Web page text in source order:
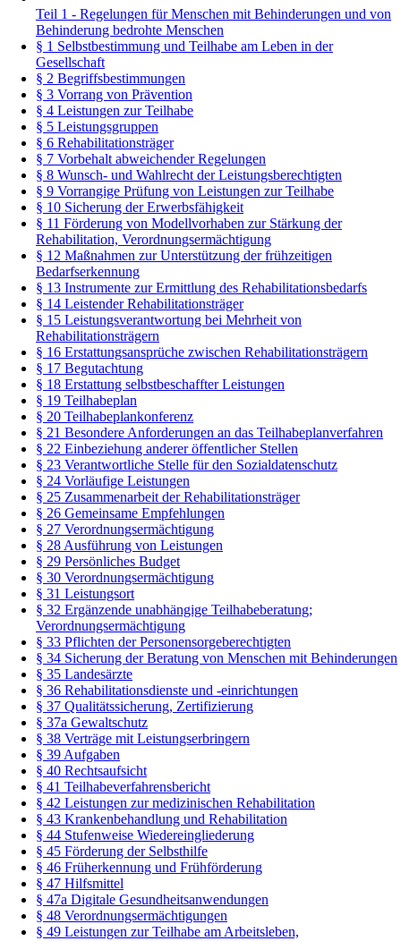
Teil 1 - Regelungen für Menschen mit Behinderungen und von
Behinderung bedrohte Menschen
§ 1 Selbstbestimmung und Teilhabe am Leben in der
Gesellschaft
§ 2 Begriffsbestimmungen
§ 3 Vorrang von Prävention
§ 4 Leistungen zur Teilhabe
§ 5 Leistungsgruppen
§ 6 Rehabilitationsträger
§ 7 Vorbehalt abweichender Regelungen
§ 8 Wunsch- und Wahlrecht der Leistungsberechtigten
§ 9 Vorrangige Prüfung von Leistungen zur Teilhabe
§ 10 Sicherung der Erwerbsfähigkeit
§ 11 Förderung von Modellvorhaben zur Stärkung der
Rehabilitation, Verordnungsermächtigung
§ 12 Maßnahmen zur Unterstützung der frühzeitigen
Bedarfserkennung
§ 13 Instrumente zur Ermittlung des Rehabilitationsbedarfs
§ 14 Leistender Rehabilitationsträger
§ 15 Leistungsverantwortung bei Mehrheit von
Rehabilitationsträgern
§ 16 Erstattungsansprüche zwischen Rehabilitationsträgern
§ 17 Begutachtung
§ 18 Erstattung selbstbeschaffter Leistungen
§ 19 Teilhabeplan
§ 20 Teilhabeplankonferenz
§ 21 Besondere Anforderungen an das Teilhabeplanverfahren
§ 22 Einbeziehung anderer öffentlicher Stellen
§ 23 Verantwortliche Stelle für den Sozialdatenschutz
§ 24 Vorläufige Leistungen
§ 25 Zusammenarbeit der Rehabilitationsträger
§ 26 Gemeinsame Empfehlungen
§ 27 Verordnungsermächtigung
§ 28 Ausführung von Leistungen
§ 29 Persönliches Budget
§ 30 Verordnungsermächtigung
§ 31 Leistungsort
§ 32 Ergänzende unabhängige Teilhabeberatung;
Verordnungsermächtigung
§ 33 Pflichten der Personensorgeberechtigten
§ 34 Sicherung der Beratung von Menschen mit Behinderungen
§ 35 Landesärzte
§ 36 Rehabilitationsdienste und -einrichtungen
§ 37 Qualitätssicherung, Zertifizierung
§ 37a Gewaltschutz
§ 38 Verträge mit Leistungserbringern
§ 39 Aufgaben
§ 40 Rechtsaufsicht
§ 41 Teilhabeverfahrensbericht
§ 42 Leistungen zur medizinischen Rehabilitation
§ 43 Krankenbehandlung und Rehabilitation
§ 44 Stufenweise Wiedereingliederung
§ 45 Förderung der Selbsthilfe
§ 46 Früherkennung und Frühförderung
§ 47 Hilfsmittel
§ 47a Digitale Gesundheitsanwendungen
§ 48 Verordnungsermächtigungen
§ 49 Leistungen zur Teilhabe am Arbeitsleben,